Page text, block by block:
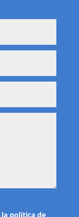
la política de